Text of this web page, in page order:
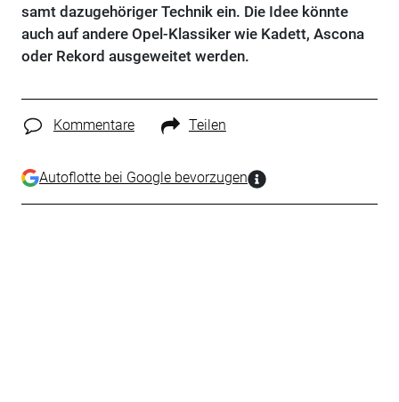
samt dazugehöriger Technik ein. Die Idee könnte
auch auf andere Opel-Klassiker wie Kadett, Ascona
oder Rekord ausgeweitet werden.
Kommentare Teilen
Autoflotte bei Google bevorzugen